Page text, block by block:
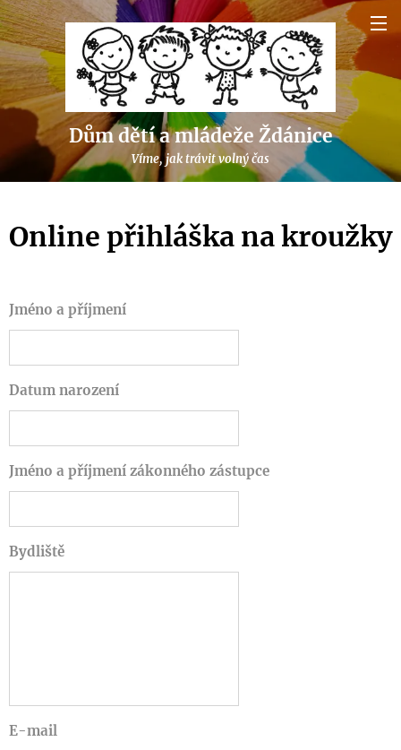
Dům dětí a mládeže Ždánice
Víme, jak trávit volný čas
Online přihláška na kroužky
Jméno a příjmení
Datum narození
Jméno a příjmení zákonného zástupce
Bydliště
E-mail